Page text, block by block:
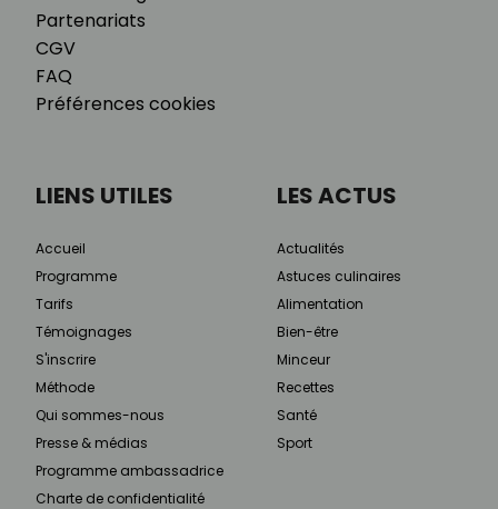
Partenariats
CGV
FAQ
Préférences cookies
LIENS UTILES
Accueil
Programme
Tarifs
Témoignages
S'inscrire
Méthode
Qui sommes-nous
Presse & médias
Programme ambassadrice
Charte de confidentialité
LES ACTUS
Actualités
Astuces culinaires
Alimentation
Bien-être
Minceur
Recettes
Santé
Sport